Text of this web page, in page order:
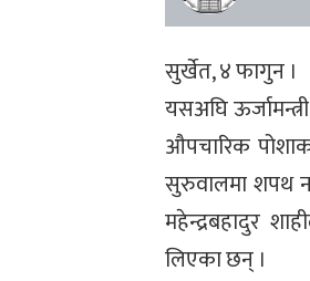
सुर्खेत, ४ फागुन ।
यसअघि
औपचारिक
सुरुवालमा शपथ
महेन्द्रबहादुर
लिएका छन् ।